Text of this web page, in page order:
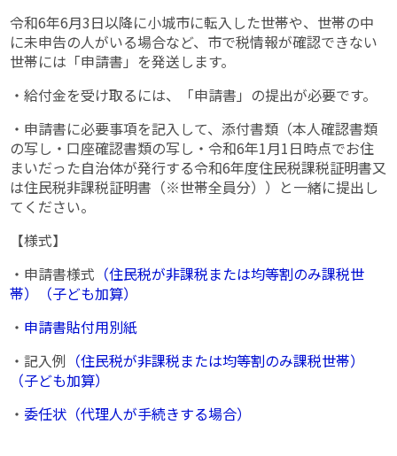
令和6年6月3日以降に小城市に転入した世帯や、世帯の中
に未申告の人がいる場合など、市で税情報が確認できない
世帯には「申請書」を発送します。
・給付金を受け取るには、「申請書」の提出が必要です。
・申請書に必要事項を記入して、添付書類（本人確認書類
の写し・口座確認書類の写し・令和6年1月1日時点でお住
まいだった自治体が発行する令和6年度住民税課税証明書又
は住民税非課税証明書（※世帯全員分））と一緒に提出し
てください。
【様式】
・申請書様式 （住民税が非課税または均等割のみ課税世
帯）
（子ども加算）
・ 申請書貼付用別紙
・記入例 （住民税が非課税または均等割のみ課税世帯）
（子ども加算）
・ 委任状（代理人が手続きする場合）